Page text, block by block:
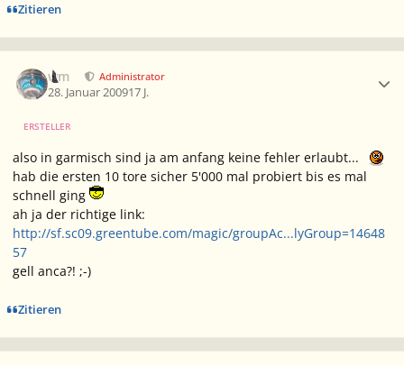
Zitieren
wm Administrator
28. Januar 200917 J.
ERSTELLER
also in garmisch sind ja am anfang keine fehler erlaubt...
hab die ersten 10 tore sicher 5'000 mal probiert bis es mal
schnell ging
ah ja der richtige link:
http://sf.sc09.greentube.com/magic/groupAc...lyGroup=14648
57
gell anca?! ;-)
Zitieren